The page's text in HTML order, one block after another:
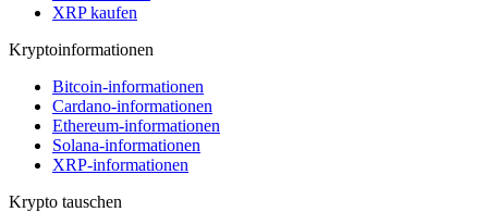
XRP kaufen
Kryptoinformationen
Bitcoin-informationen
Cardano-informationen
Ethereum-informationen
Solana-informationen
XRP-informationen
Krypto tauschen